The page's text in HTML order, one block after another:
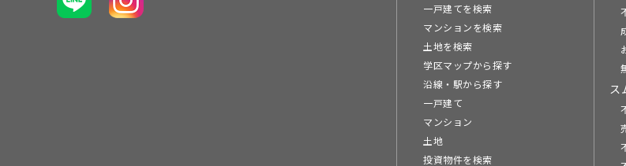
一戸建てを検索
マンションを検索
土地を検索
学区マップから探す
沿線・駅から探す
一戸建て
マンション
土地
投資物件を検索
ス